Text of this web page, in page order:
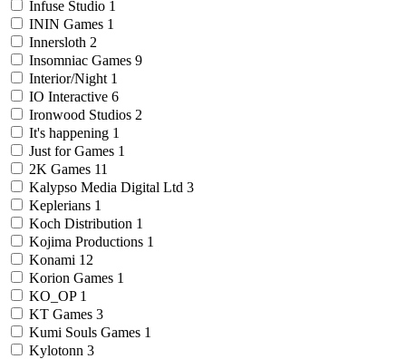
Infuse Studio 1
ININ Games 1
Innersloth 2
Insomniac Games 9
Interior/Night 1
IO Interactive 6
Ironwood Studios 2
It's happening 1
Just for Games 1
2K Games 11
Kalypso Media Digital Ltd 3
Keplerians 1
Koch Distribution 1
Kojima Productions 1
Konami 12
Korion Games 1
KO_OP 1
KT Games 3
Kumi Souls Games 1
Kylotonn 3